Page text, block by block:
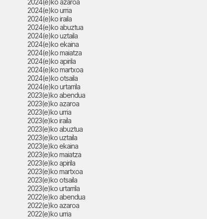
2024(e)ko azaroa
2024(e)ko urria
2024(e)ko iraila
2024(e)ko abuztua
2024(e)ko uztaila
2024(e)ko ekaina
2024(e)ko maiatza
2024(e)ko apirila
2024(e)ko martxoa
2024(e)ko otsaila
2024(e)ko urtarrila
2023(e)ko abendua
2023(e)ko azaroa
2023(e)ko urria
2023(e)ko iraila
2023(e)ko abuztua
2023(e)ko uztaila
2023(e)ko ekaina
2023(e)ko maiatza
2023(e)ko apirila
2023(e)ko martxoa
2023(e)ko otsaila
2023(e)ko urtarrila
2022(e)ko abendua
2022(e)ko azaroa
2022(e)ko urria